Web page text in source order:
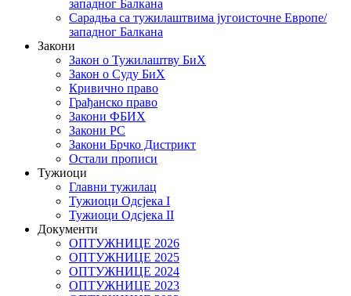
западног Балкана
Сарадња са тужилаштвима југоисточне Европе/
западног Балкана
Закони
Закон о Тужилаштву БиХ
Закон о Суду БиХ
Кривично право
Грађанско право
Закони ФБИХ
Закони РС
Закони Брчко Дистрикт
Остали прописи
Тужиоци
Главни тужилац
Тужиоци Oдсјекa I
Тужиоци Oдсјекa II
Документи
ОПТУЖНИЦЕ 2026
ОПТУЖНИЦЕ 2025
ОПТУЖНИЦЕ 2024
ОПТУЖНИЦЕ 2023